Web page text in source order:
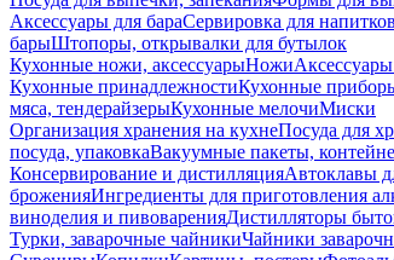
Аксессуары для бараСервировка для напитков
барыШтопоры, открывалки для бутылок
Кухонные ножи, аксессуарыНожи
Кухонные принадлежностиКухонные
мяса, тендерайзерыКухонные мелочиМиски
Организация хранения на кухнеПосуда для
посуда, упаковкаВакуумные пакеты,
Консервирование и дистилляцияАвтоклавы
броженияИнгредиенты для приготовления
виноделия и пивоваренияДистилляторы
Турки, заварочные чайникиЧайники